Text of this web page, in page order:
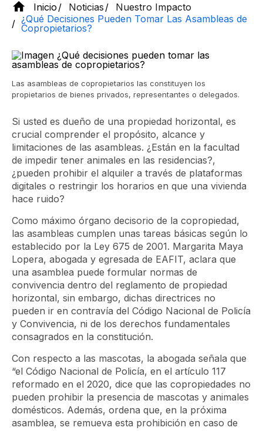
Inicio Noticias
Nuestro Impacto
¿Qué Decisiones Pueden Tomar Las Asambleas de
Copropietarios?
Las asambleas de copropietarios las constituyen los
propietarios de bienes privados, representantes o delegados.
​Si usted es dueño de una propiedad horizontal, es
crucial comprender el propósito, alcance y
limitaciones de las asambleas. ¿Están en la facultad
de impedir tener animales en las residencias?,
¿pueden prohibir el alquiler a través de plataformas
digitales o restringir los horarios en que una vivienda
hace ruido?
Como máximo órgano decisorio de la copropiedad,
las asambleas cumplen unas tareas básicas según lo
establecido por la Ley 675 de 2001. Margarita Maya
Lopera, abogada y egresada de EAFIT, aclara que
una asamblea puede formular normas de
convivencia dentro del reglamento de propiedad
horizontal, sin embargo, dichas directrices no
pueden ir en contravía del Código Nacional de Policía
y Convivencia, ni de los derechos fundamentales
consagrados en la constitución.
Con respecto a las mascotas, la abogada señala que
“el Código Nacional de Policía, en el artículo 117
reformado en el 2020, dice que las copropiedades no
pueden prohibir la presencia de mascotas y animales
domésticos. Además, ordena que, en la próxima
asamblea, se remueva esta prohibición en caso de